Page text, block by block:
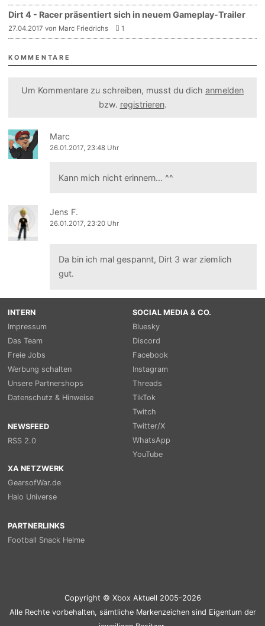
Dirt 4 - Racer präsentiert sich in neuem Gameplay-Trailer
27.04.2017 von Marc Friedrichs 1
KOMMENTARE
Um Kommentare zu schreiben, musst du dich anmelden
bzw. registrieren.
Marc
26.01.2017, 23:48 Uhr
Kann mich nicht erinnern... ^^
Jens F.
26.01.2017, 23:20 Uhr
Da bin ich mal gespannt, Dirt 3 war ziemlich
gut.
INTERN
Impressum
Das Team
Freie Jobs
Werbung schalten
Unsere Partnershops
Datenschutz & Hinweise
NEWSFEED
RSS 2.0
SOCIAL MEDIA & CO.
Bluesky
Discord
Facebook
Instagram
Threads
TikTok
Twitch
Twitter/X
WhatsApp
YouTube
XA NETZWERK
GearsofWar.de
Halo Universe
PARTNERLINKS
Football Snack Helme
Copyright © Xbox Aktuell 2005-2026
Alle Rechte vorbehalten, sämtliche Markenzeichen sind Eigentum der